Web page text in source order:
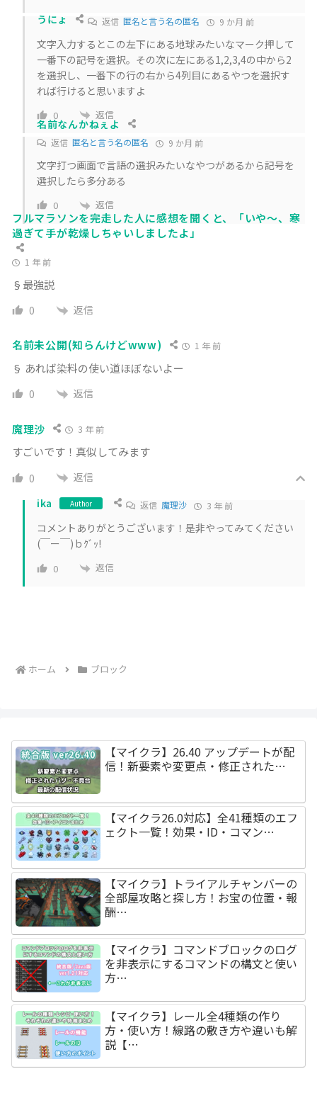
うにょ 返信匿名と言う名の匿名 9 か月 前
文字入力するとこの左下にある地球みたいなマーク押して
一番下の記号を選択。その次に左にある1,2,3,4の中から2
を選択し、一番下の行の右から4列目にあるやつを選択す
れば行けると思いますよ
0 返信
名前なんかねぇよ
返信 匿名と言う名の匿名 9 か月 前
文字打つ画面で言語の選択みたいなやつがあるから記号を
選択したら多分ある
0 返信
フルマラソンを完走した人に感想を聞くと、「いや〜、寒
過ぎて手が乾燥しちゃいしましたよ」
1 年 前
§最強説
0 返信
名前未公開(知らんけどwww) 1 年 前
§ あれば染料の使い道ほぼないよー
0 返信
魔理沙 3 年 前
すごいです！真似してみます
0
返信
ika
Author 返信 魔理沙 3 年 前
コメントありがとうございます！是非やってみてください
(￣ー￣)ｂｸﾞｯ!
0 返信
ホーム ブロック
【マイクラ】26.40 アップデートが配
信！新要素や変更点・修正された…
【マイクラ26.0対応】全41種類のエフ
ェクト一覧！効果・ID・コマン…
【マイクラ】トライアルチャンバーの
全部屋攻略と探し方！お宝の位置・報
酬…
【マイクラ】コマンドブロックのログ
を非表示にするコマンドの構文と使い
方…
【マイクラ】レール全4種類の作り
方・使い方！線路の敷き方や違いも解
説【…